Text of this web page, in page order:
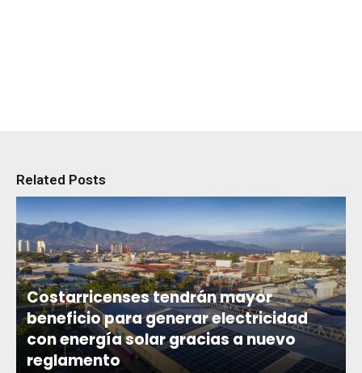
Related Posts
Costarricenses tendrán mayor
beneficio para generar electricidad
con energía solar gracias a nuevo
reglamento